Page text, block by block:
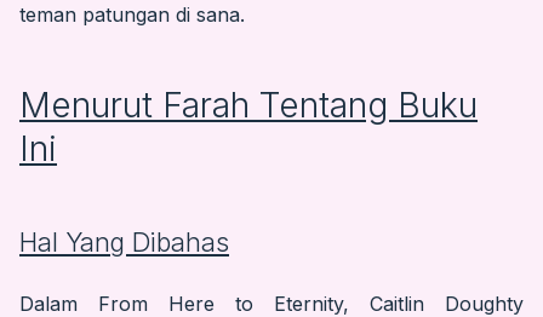
teman patungan di sana.
Menurut Farah Tentang Buku
Ini
Hal Yang Dibahas
Dalam From Here to Eternity, Caitlin Doughty